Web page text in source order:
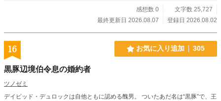
感想数 0
文字数 25,727
最終更新日 2026.08.07
登録日 2026.08.02
16 お気に入り追加 305
黒豚辺境伯令息の婚約者
ツノゼミ
デイビッド・デュロックは自他ともに認める醜男。 ついたあだ名は“黒豚”で、王